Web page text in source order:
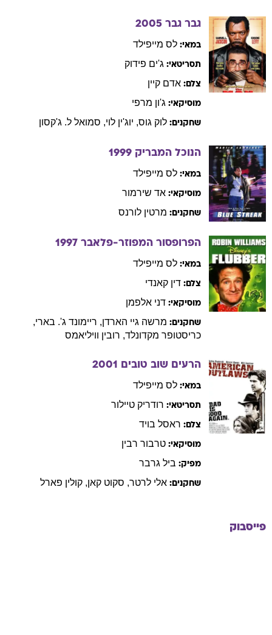
גבר גבר 2005
במאי: לס מייפילד
תסריטאי: ג'ים פידוק
צלם: אדם קיין
מוסיקאי: ג'ון מרפי
שחקנים: לוק גוס, יוג'ין לוי, סמואל ל. ג'קסון
הנוכל המבריק 1999
במאי: לס מייפילד
מוסיקאי: אד שירמור
שחקנים: מרטין לורנס
הפרופסור המפוזר-פלאבר 1997
במאי: לס מייפילד
צלם: דין קאנדי
מוסיקאי: דני אלפמן
שחקנים: מרשה גיי הארדן, ריימונד ג'. בארי,
כריסטופר מקדונלד, רובין וויליאמס
הרעים שוב טובים 2001
במאי: לס מייפילד
תסריטאי: רודריק טיילור
צלם: ראסל בויד
מוסיקאי: טרבור רבין
מפיק: ביל גרבר
שחקנים: אלי לרטר, סקוט קאן, קולין פארל
פייסבוק